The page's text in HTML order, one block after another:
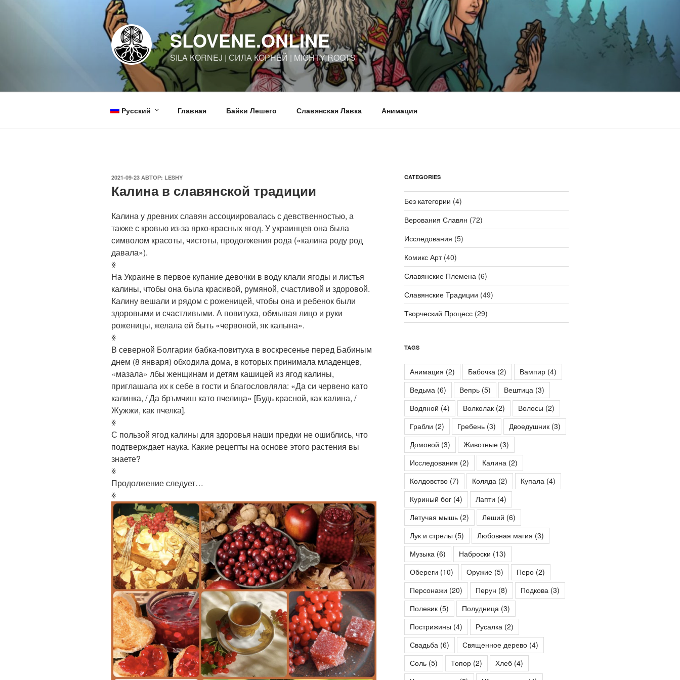
SLOVENE.ONLINE
SILA KORNEJ | СИЛА КОРНЕЙ | MIGHTY ROOTS
Русский Главная Байки Лешего Славянская Лавка Анимация
ОПУБЛИКОВАНО
2021-09-23 АВТОР: LESHY
Калина в славянской традиции
Калина у древних славян ассоциировалась с девственностью, а
также с кровью из-за ярко-красных ягод. У украинцев она была
символом красоты, чистоты, продолжения рода («калина роду род
давала»).
ꏍ
На Украине в первое купание девочки в воду клали ягоды и листья
калины, чтобы она была красивой, румяной, счастливой и здоровой.
Калину вешали и рядом с роженицей, чтобы она и ребенок были
здоровыми и счастливыми. А повитуха, обмывая лицо и руки
роженицы, желала ей быть «червоной, як калына».
ꏍ
В северной Болгарии бабка-повитуха в воскресенье перед Бабиным
днем (8 января) обходила дома, в которых принимала младенцев,
«мазала» лбы женщинам и детям кашицей из ягод калины,
приглашала их к себе в гости и благословляла: «Да си червено като
калинка, / Да бръмчиш като пчелица» [Будь красной, как калина, /
Жужжи, как пчелка].
ꏍ
С пользой ягод калины для здоровья наши предки не ошиблись, что
подтверждает наука. Какие рецепты на основе этого растения вы
знаете?
ꏍ
Продолжение следует…
ꏍ
CATEGORIES
Без категории (4)
Верования Славян (72)
Исследования (5)
Комикс Арт(40)
Славянские Племена (6)
Славянские Традиции (49)
Творческий Процесс(29)
TAGS
Анимация (2) Бабочка (2) Вампир(4)
Ведьма (6) Вепрь(5) Вештица (3)
Водяной (4) Волколак(2) Волосы (2)
Грабли (2) Гребень(3) Двоедушник(3)
Домовой (3) Животные(3)
Исследования (2) Калина (2)
Колдовство(7) Коляда (2) Купала (4)
Куриный бог(4) Лапти (4)
Летучая мышь(2) Леший (6)
Лук и стрелы (5) Любовная магия (3)
Музыка (6) Наброски (13)
Обереги (10) Оружие(5) Перо(2)
Персонажи (20) Перун (8) Подкова (3)
Полевик(5) Полудница (3)
Пострижины (4) Русалка (2)
Свадьба (6) Священное дерево(4)
Соль(5) Топор(2) Хлеб(4)